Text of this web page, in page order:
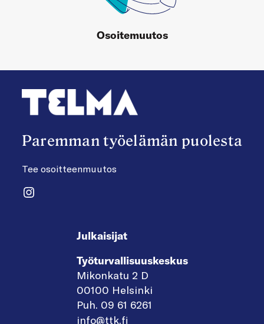
Osoitemuutos
Paremman työelämän puolesta
Tee osoitteenmuutos
Instagram
Julkaisijat
Työturvallisuuskeskus
Mikonkatu 2 D
00100 Helsinki
Puh. 09 61 6261
info@ttk.fi